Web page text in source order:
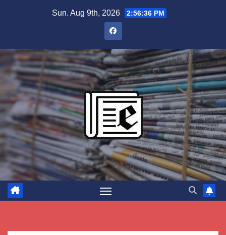
Sun. Aug 9th, 2026 2:56:38 PM